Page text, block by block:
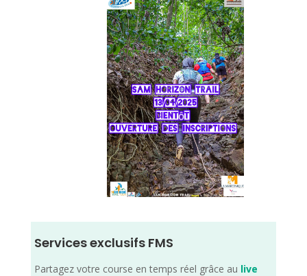
Services exclusifs FMS
Partagez votre course en temps réel grâce au live